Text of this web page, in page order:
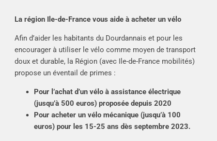
La région Ile-de-France vous aide à acheter un vélo
Afin d’aider les habitants du Dourdannais et pour les
encourager à utiliser le vélo comme moyen de transport
doux et durable, la Région (avec Ile-de-France mobilités)
propose un éventail de primes :
Pour l’achat d’un vélo à assistance électrique
(jusqu’à 500 euros) proposée depuis 2020
Pour acheter un vélo mécanique (jusqu’à 100
euros) pour les 15-25 ans dès septembre 2023.